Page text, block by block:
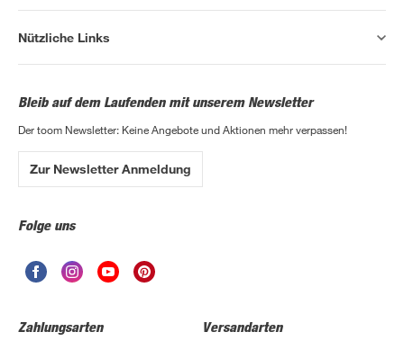
Nützliche Links
Bleib auf dem Laufenden mit unserem Newsletter
Der toom Newsletter: Keine Angebote und Aktionen mehr verpassen!
Zur Newsletter Anmeldung
Folge uns
Zahlungsarten Versandarten